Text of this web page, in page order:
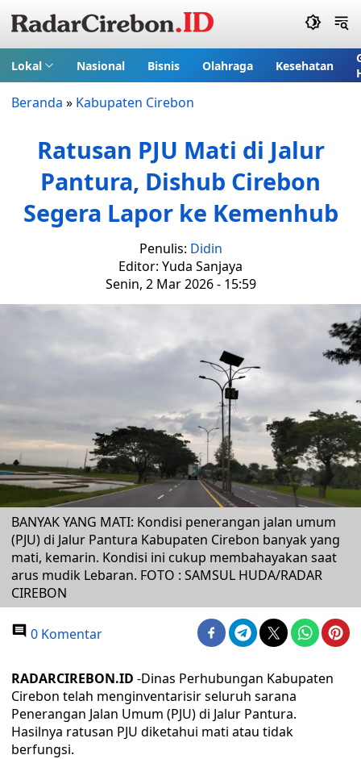
Lokal Nasional Bisnis Olahraga Kesehatan
Beranda » Kabupaten Cirebon
Ratusan PJU Mati di Jalur
Pantura, Dishub Cirebon
Segera Lapor ke Kemenhub
Penulis: Didin
Editor: Yuda Sanjaya
Senin, 2 Mar 2026 - 15:59
BANYAK YANG MATI: Kondisi penerangan jalan umum
(PJU) di Jalur Pantura Kabupaten Cirebon banyak yang
mati, kemarin. Kondisi ini cukup membahayakan saat
arus mudik Lebaran. FOTO : SAMSUL HUDA/RADAR
CIREBON
0 Komentar
RADARCIREBON.ID -Dinas Perhubungan Kabupaten
Cirebon telah menginventarisir seluruh sarana
Penerangan Jalan Umum (PJU) di Jalur Pantura.
Hasilnya ratusan PJU diketahui mati atau tidak
berfungsi.